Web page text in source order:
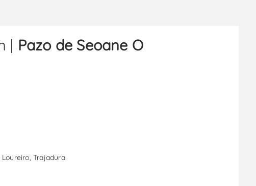
| Pazo de Seoane O
Trajadura